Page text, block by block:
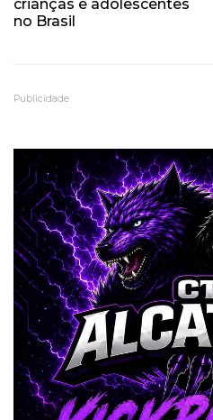
crianças e adolescentes
no Brasil
Publicidade